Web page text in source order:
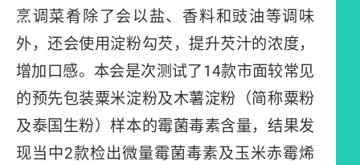
烹调菜肴除了会以盐、香料和豉油等调味
外，还会使用淀粉勾芡，提升芡汁的浓度，
增加口感。本会是次测试了14款市面较常见
的预先包装粟米淀粉及木薯淀粉（简称粟粉
及泰国生粉）样本的霉菌毒素含量，结果发
现当中2款检出微量霉菌毒素及玉米赤霉烯